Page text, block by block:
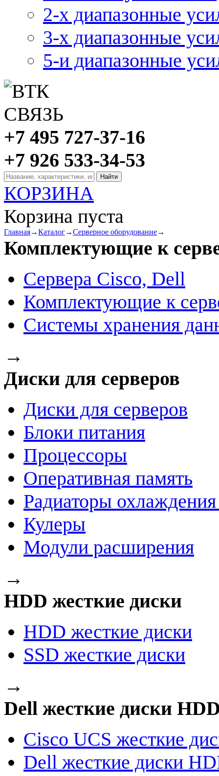
2-х диапазонные
3-х диапазонные
5-и диапазонные
+7 495 727-37-16
+7 926 533-34-53
КОРЗИНА
Корзина пуста
Главная→Каталог→Серверное оборудование→
Комплектующие к
Сервера Cisco, Dell
Комплектующие к
Системы хранения
→
Диски для серверов
Диски для серверов
Блоки питания
Процессоры
Оперативная память
Радиаторы
Кулеры
Модули расширения
→
HDD жесткие диски
HDD жесткие диски
SSD жесткие диски
→
Dell жесткие диски
Cisco UCS жесткие
Dell жесткие диски